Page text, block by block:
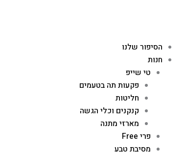
הסיפור שלנו
חנות
טי שייפ
פקעות תה בטעמים
חליטות
קנקנים וכלי הגשה
מארזי מתנה
פרי Free
מסיבת טבע